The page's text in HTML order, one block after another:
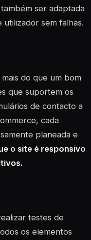
ser adaptada
sem falhas.
do que um bom
que suportem os
de contacto a
cada
planeada e
o site é responsivo
testes de
os elementos